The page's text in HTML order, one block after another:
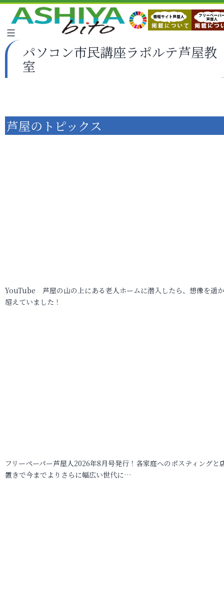
パソコン市民講座ラポルテ芦屋教
室
芦屋のトピックス
YouTube 芦屋の山の上にある老人ホームに潜入したら、想像を遥
超えていました！
フリーペーパー芦屋人2026年8月号発行！各家庭へのポスティングと
置きで今までよりさらに幅広い世代に…